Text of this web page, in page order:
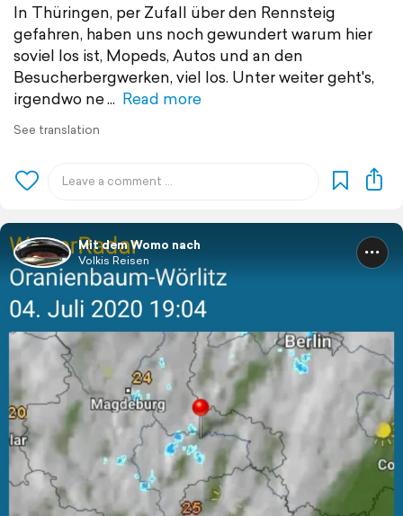
In Thüringen, per Zufall über den Rennsteig
gefahren, haben uns noch gewundert warum hier
soviel los ist, Mopeds, Autos und an den
Besucherbergwerken, viel los. Unter weiter geht's,
irgendwo ne
Read more
See translation
Mit dem Womo nach
Volkis Reisen